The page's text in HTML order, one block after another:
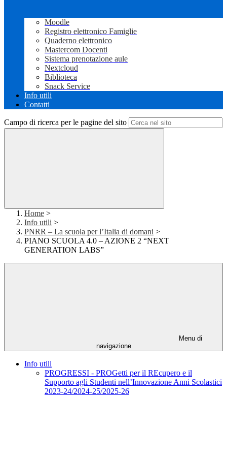
Moodle
Registro elettronico Famiglie
Quaderno elettronico
Mastercom Docenti
Sistema prenotazione aule
Nextcloud
Biblioteca
Snack Service
Info utili
Contatti
Campo di ricerca per le pagine del sito
Home >
Info utili >
PNRR – La scuola per l’Italia di domani >
PIANO SCUOLA 4.0 – AZIONE 2 “NEXT
GENERATION LABS”
Menu di
navigazione
Info utili
PROGRESSI - PROGetti per il REcupero e il
Supporto agli Studenti nell’Innovazione Anni Scolastici
2023-24/2024-25/2025-26